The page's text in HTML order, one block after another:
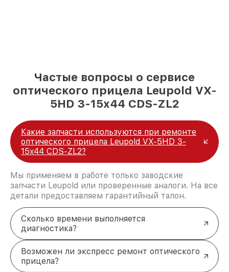
Частые вопросы о сервисе
оптического прицела Leupold VX-
5HD 3-15x44 CDS-ZL2
Какие запчасти используются при ремонте
оптического прицела Leupold VX-5HD 3-
15x44 CDS-ZL2?
Мы применяем в работе только заводские
запчасти Leupold или проверенные аналоги. На все
детали предоставляем гарантийный талон.
Сколько времени выполняется
диагностика?
Возможен ли экспресс ремонт оптического
прицела?